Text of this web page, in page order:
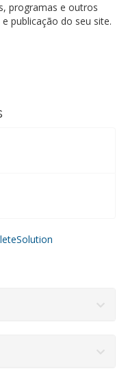
programas e outros
publicação do seu site.